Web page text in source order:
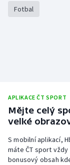
Ragby
Sportovní
Triatlon
Fotbal
APLIKACE ČT SPORT
Mějte celý
velké
S mobilní aplikací,
máte ČT sport
bonusový obsah